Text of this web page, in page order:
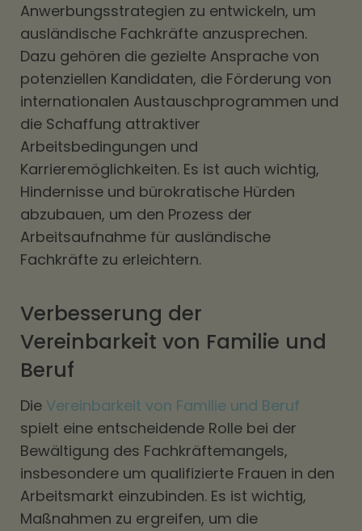
Anwerbungsstrategien zu entwickeln, um
ausländische Fachkräfte anzusprechen.
Dazu gehören die gezielte Ansprache von
potenziellen Kandidaten, die Förderung von
internationalen Austauschprogrammen und
die Schaffung attraktiver
Arbeitsbedingungen und
Karrieremöglichkeiten. Es ist auch wichtig,
Hindernisse und bürokratische Hürden
abzubauen, um den Prozess der
Arbeitsaufnahme für ausländische
Fachkräfte zu erleichtern.
Verbesserung der
Vereinbarkeit von Familie und
Beruf
Die Vereinbarkeit von Familie und Beruf
spielt eine entscheidende Rolle bei der
Bewältigung des Fachkräftemangels,
insbesondere um qualifizierte Frauen in den
Arbeitsmarkt einzubinden. Es ist wichtig,
Maßnahmen zu ergreifen, um die